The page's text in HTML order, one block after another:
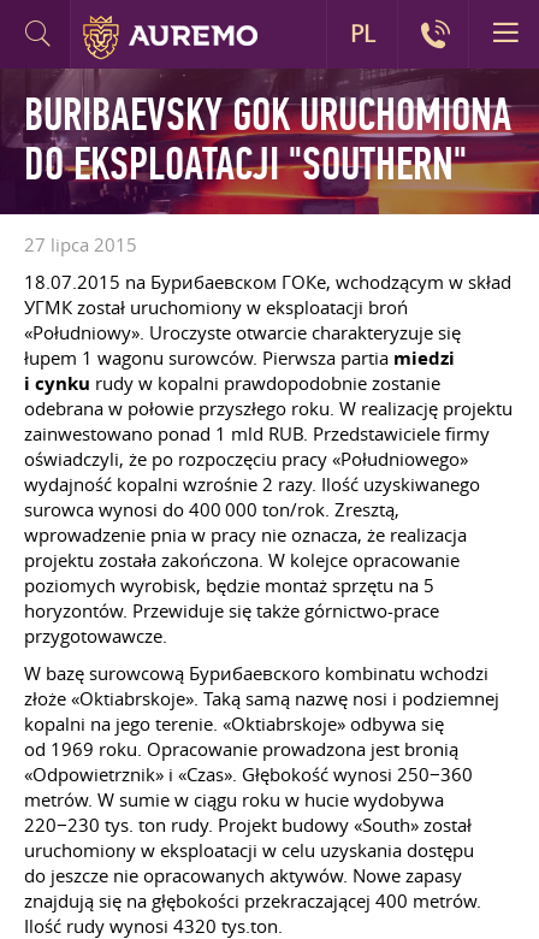
BURIBAEVSKY GOK URUCHOMIONA
DO EKSPLOATACJI "SOUTHERN"
27 lipca 2015
18.07.2015 na Бурибаевском ГОКе, wchodzącym w skład
УГМК został uruchomiony w eksploatacji broń
«Południowy». Uroczyste otwarcie charakteryzuje się
łupem 1 wagonu surowców. Pierwsza partia miedzi
i cynku rudy w kopalni prawdopodobnie zostanie
odebrana w połowie przyszłego roku. W realizację projektu
zainwestowano ponad 1 mld RUB. Przedstawiciele firmy
oświadczyli, że po rozpoczęciu pracy «Południowego»
wydajność kopalni wzrośnie 2 razy. Ilość uzyskiwanego
surowca wynosi do 400 000 ton/rok. Zresztą,
wprowadzenie pnia w pracy nie oznacza, że realizacja
projektu została zakończona. W kolejce opracowanie
poziomych wyrobisk, będzie montaż sprzętu na 5
horyzontów. Przewiduje się także górnictwo-prace
przygotowawcze.
W bazę surowcową Бурибаевского kombinatu wchodzi
złoże «Oktiabrskoje». Taką samą nazwę nosi i podziemnej
kopalni na jego terenie. «Oktiabrskoje» odbywa się
od 1969 roku. Opracowanie prowadzona jest bronią
«Odpowietrznik» i «Czas». Głębokość wynosi 250−360
metrów. W sumie w ciągu roku w hucie wydobywa
220−230 tys. ton rudy. Projekt budowy «South» został
uruchomiony w eksploatacji w celu uzyskania dostępu
do jeszcze nie opracowanych aktywów. Nowe zapasy
znajdują się na głębokości przekraczającej 400 metrów.
Ilość rudy wynosi 4320 tys.ton.
PL